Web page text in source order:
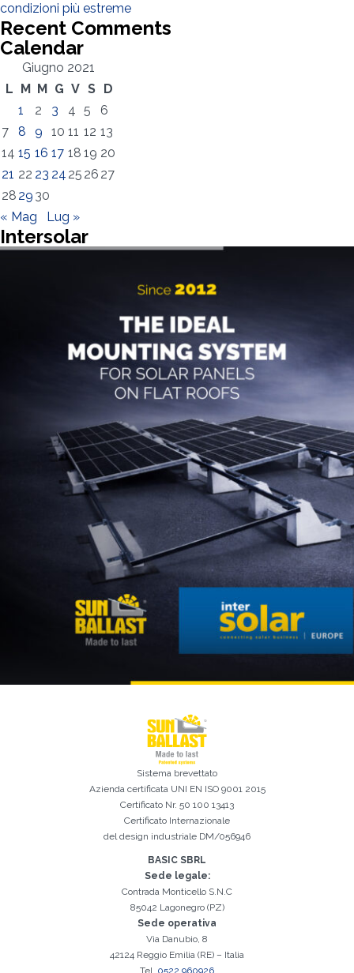
condizioni più estreme
Recent Comments
Calendar
Giugno 2021
L M M G V S
D
1
2 3 4 5
6
7
8 9 10 11 12 13
14 15 16 17 18 19 20
21 22 23 24 25 26 27
28 29 30
« Mag
Lug »
IntersolarHo letto e accetto la
Il campo Nome è obbligatorio
Il campo Cognome è obbligatorio
Il campo Azienda è obbligatorio
Il campo Città è obbligatorio
Il campo Telefono è obbligatorio
Il campo E-mail è obbligatorio
E-mail inserita non valida
È indispensabile accettare la Privacy Policy
mail per procedere all'attivazione
Spiacenti, si è verificato il seguente errore:
Sistema brevettato
Azienda certificata UNI EN ISO 9001 2015
Certificato Nr. 50 100 13413
Certificato Internazionale
del design industriale DM/056946
BASIC SBRL
Sede legale:
Contrada Monticello S.N.C
85042 Lagonegro (PZ)
Sede operativa
Via Danubio, 8
42124 Reggio Emilia (RE) – Italia
Tel. 0522 960926